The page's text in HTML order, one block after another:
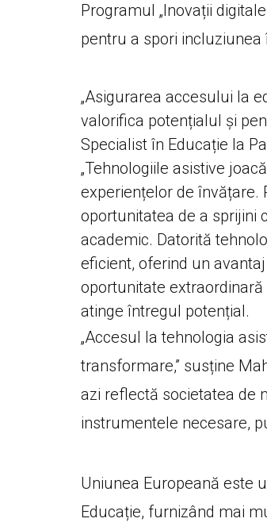
Programul „Inovații
pentru a spori
„Asigurarea accesului la
valorifica potențialul și
Specialist în Educație la
„Tehnologiile asistive
experiențelor de învățare.
oportunitatea de a sprijini
academic. Datorită
eficient, oferind un
oportunitate
atinge întregul potențial.
„Accesul la tehnologia
transformare,” susține
azi reflectă societatea de
instrumentele necesare,
Uniunea Europeană este
Educație, furnizând mai